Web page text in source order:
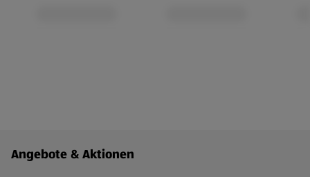
Fußzeilenmenü - weitere Links
Angebote & Aktionen